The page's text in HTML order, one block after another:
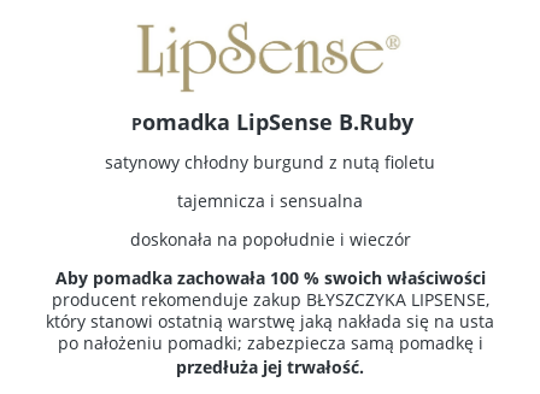
Pomadka LipSense B.Ruby
satynowy chłodny burgund z nutą fioletu
tajemnicza i sensualna
doskonała na popołudnie i wieczór
Aby pomadka zachowała 100 % swoich właściwości
producent rekomenduje zakup BŁYSZCZYKA LIPSENSE,
który stanowi ostatnią warstwę jaką nakłada się na usta
po nałożeniu pomadki; zabezpiecza samą pomadkę i
przedłuża jej trwałość.